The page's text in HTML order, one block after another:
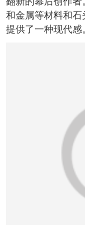
恭喜
恭喜
和金属等材料和
提供了一种现代感